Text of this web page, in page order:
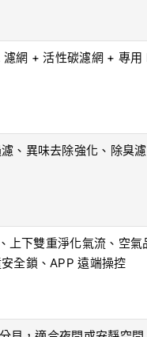
濾網 + 活性碳濾網 + 專
、異味去除強化、除臭
上下雙重淨化氣流、空氣
全鎖、APP 遠端操控